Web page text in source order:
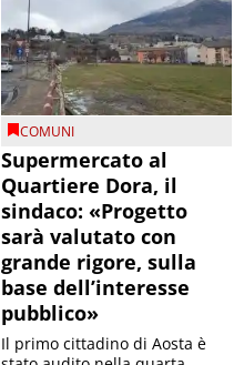
COMUNI
Supermercato al
Quartiere Dora, il
sindaco: «Progetto
sarà valutato con
grande rigore, sulla
base dell’interesse
pubblico»
Il primo cittadino di Aosta è